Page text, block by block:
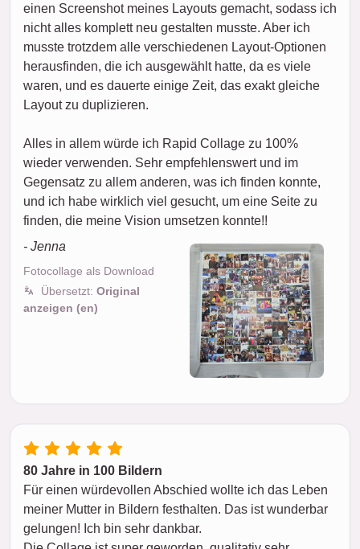
einen Screenshot meines Layouts gemacht, sodass ich
nicht alles komplett neu gestalten musste. Aber ich
musste trotzdem alle verschiedenen Layout-Optionen
herausfinden, die ich ausgewählt hatte, da es viele
waren, und es dauerte einige Zeit, das exakt gleiche
Layout zu duplizieren.
Alles in allem würde ich Rapid Collage zu 100%
wieder verwenden. Sehr empfehlenswert und im
Gegensatz zu allem anderen, was ich finden konnte,
und ich habe wirklich viel gesucht, um eine Seite zu
finden, die meine Vision umsetzen konnte!!
- Jenna
Fotocollage als Download
Übersetzt: Original
anzeigen (en)
80 Jahre in 100 Bildern
Für einen würdevollen Abschied wollte ich das Leben
meiner Mutter in Bildern festhalten. Das ist wunderbar
gelungen! Ich bin sehr dankbar.